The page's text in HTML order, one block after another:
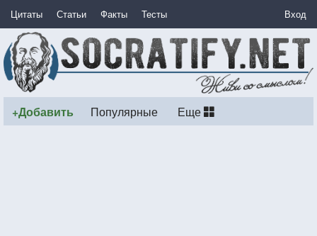
Цитаты Статьи Факты Тесты Вход
+Добавить Популярные Еще